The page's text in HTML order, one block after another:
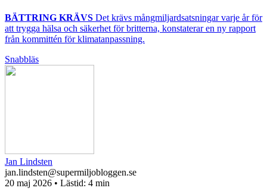
BÄTTRING KRÄVS Det krävs mångmiljardsatsningar varje år för
att trygga hälsa och säkerhet för britterna, konstaterar en ny rapport
från kommittén för klimatanpassning.
Snabbläs
Jan Lindsten
jan.lindsten@supermiljobloggen.se
20 maj 2026 • Lästid: 4 min